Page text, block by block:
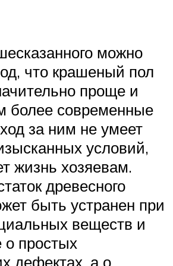
можно
что крашеный пол
проще и
более современные
за ним не умеет
условий,
жизнь хозяевам.
древесного
быть устранен при
веществ и
о простых
дефектах, а о